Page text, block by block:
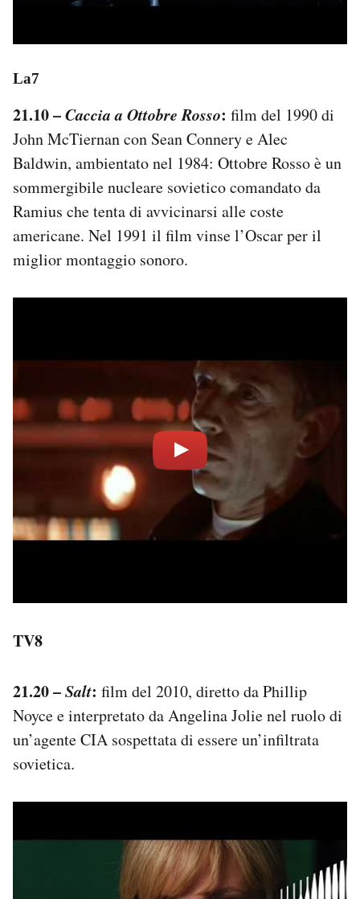
La7
21.10 –Caccia a Ottobre Rosso: film del 1990 di
John McTiernan con Sean Connery e Alec
Baldwin, ambientato nel 1984: Ottobre Rosso è un
sommergibile nucleare sovietico comandato da
Ramius che tenta di avvicinarsi alle coste
americane. Nel 1991 il film vinse l’Oscar per il
miglior montaggio sonoro.
TV8
21.20 –Salt: film del 2010, diretto da Phillip
Noyce e interpretato da Angelina Jolie nel ruolo di
un’agente CIA sospettata di essere un’infiltrata
sovietica.